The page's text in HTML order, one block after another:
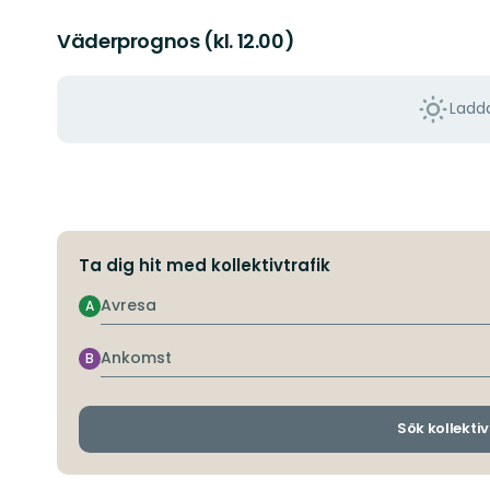
Väderprognos (kl. 12.00)
Ta dig hit med kollektivtrafik
Avresa
A
Ankomst
B
Sök